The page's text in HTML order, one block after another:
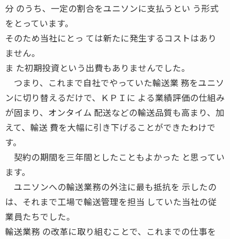
分 のうち、一定の割合をユニソンに支払うとい う形式
をとっています。
そのため当社にとっ ては新たに発生するコストはあり
ません。
ま た初期投資という出費もありませんでした。
つまり、これまで自社でやっていた輸送業 務をユニソ
ンに切り替えるだけで、ＫＰＩに よる業績評価の仕組み
が固まり、オンタイム 配送などの輸送品質も高まり、加
えて、輸送 費を大幅に引き下げることができたわけで
す。
契約の期間を三年間としたこともよかった と思ってい
ます。
ユニソンへの輸送業務の外注に最も抵抗を 示したの
は、それまで工場で輸送管理を担当 していた当社の従
業員たちでした。
輸送業務 の改革に取り組むことで、これまでの仕事を